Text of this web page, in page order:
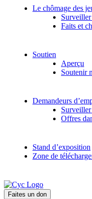
Le chômage des
Faits et
Soutien
Aperçu
Soutenir
Demandeurs
Surveiller
Offres
Stand d’exposition
Zone de
Faites un don